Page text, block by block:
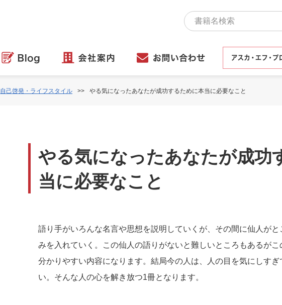
自己啓発・ライフスタイル やる気になったあなたが成功するために本当に必要なこと
やる気になったあなたが成功
当に必要なこと
語り手がいろんな名言や思想を説明していくが、その間に仙人が
みを入れていく。この仙人の語りがないと難しいところもあるがこ
分かりやすい内容になります。結局今の人は、人の目を気にしす
い。そんな人の心を解き放つ1冊となります。